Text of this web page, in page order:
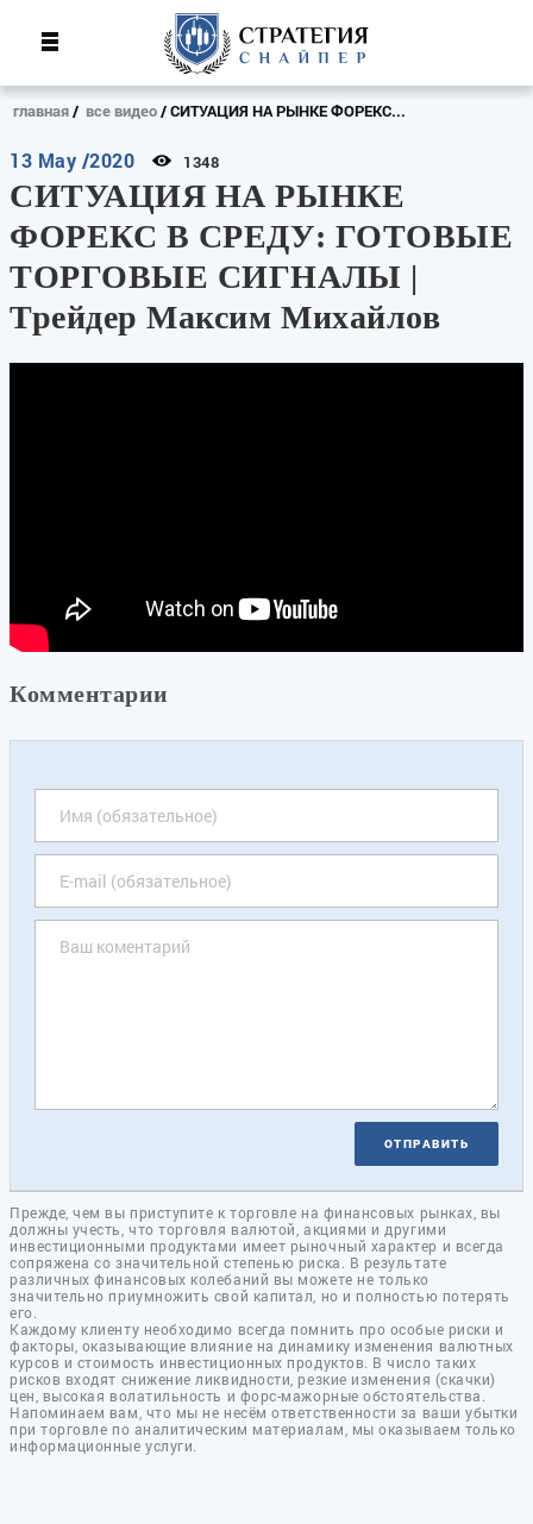
главная все видео СИТУАЦИЯ НА РЫНКЕ ФОРЕКС...
13 May /2020 1348
СИТУАЦИЯ НА РЫНКЕ
ФОРЕКС В СРЕДУ: ГОТОВЫЕ
ТОРГОВЫЕ СИГНАЛЫ |
Трейдер Максим Михайлов
Комментарии
ОТПРАВИТЬ
Прежде, чем вы приступите к торговле на финансовых рынках, вы
должны учесть, что торговля валютой, акциями и другими
инвестиционными продуктами имеет рыночный характер и всегда
сопряжена со значительной степенью риска. В результате
различных финансовых колебаний вы можете не только
значительно приумножить свой капитал, но и полностью потерять
его.
Каждому клиенту необходимо всегда помнить про особые риски и
факторы, оказывающие влияние на динамику изменения валютных
курсов и стоимость инвестиционных продуктов. В число таких
рисков входят снижение ликвидности, резкие изменения (скачки)
цен, высокая волатильность и форс-мажорные обстоятельства.
Напоминаем вам, что мы не несём ответственности за ваши убытки
при торговле по аналитическим материалам, мы оказываем только
информационные услуги.